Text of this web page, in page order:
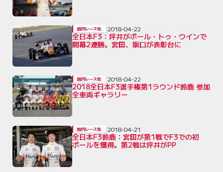
全日本F3：坪井がポール・トゥ・ウインで
開幕2連勝。宮田、阪口が表彰台に
国内レース他 2018-04-22
2018全日本F3選手権第1ラウンド鈴鹿 参加
全車両ギャラリー
国内レース他 2018-04-22
全日本F3鈴鹿：宮田が第1戦でF3での初
ポールを獲得。第2戦は坪井がPP
国内レース他 2018-04-21